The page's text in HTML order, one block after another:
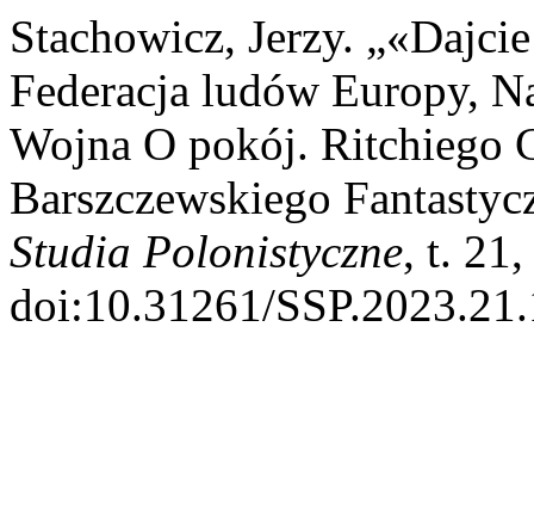
Stachowicz, Jerzy.
Federacja ludów Europy,
Wojna O pokój. Ritchiego
Barszczewskiego
Studia Polonistyczne, t.
doi:10.31261/